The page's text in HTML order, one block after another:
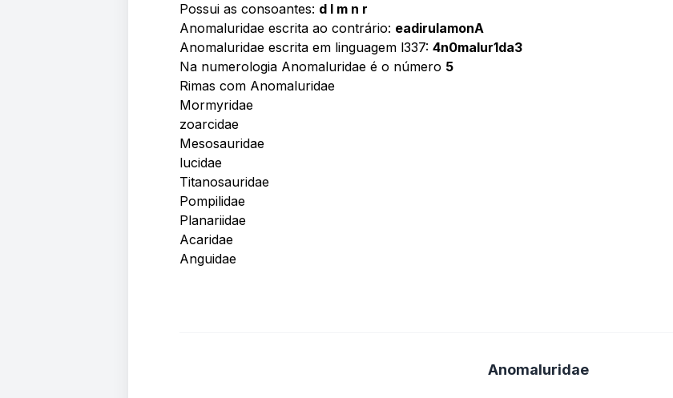
Possui as consoantes: d l m n r
Anomaluridae escrita ao contrário: eadirulamonA
Anomaluridae escrita em linguagem l337: 4n0malur1da3
Na numerologia Anomaluridae é o número 5
Rimas com Anomaluridae
Mormyridae
zoarcidae
Mesosauridae
lucidae
Titanosauridae
Pompilidae
Planariidae
Acaridae
Anguidae
Anomaluridae